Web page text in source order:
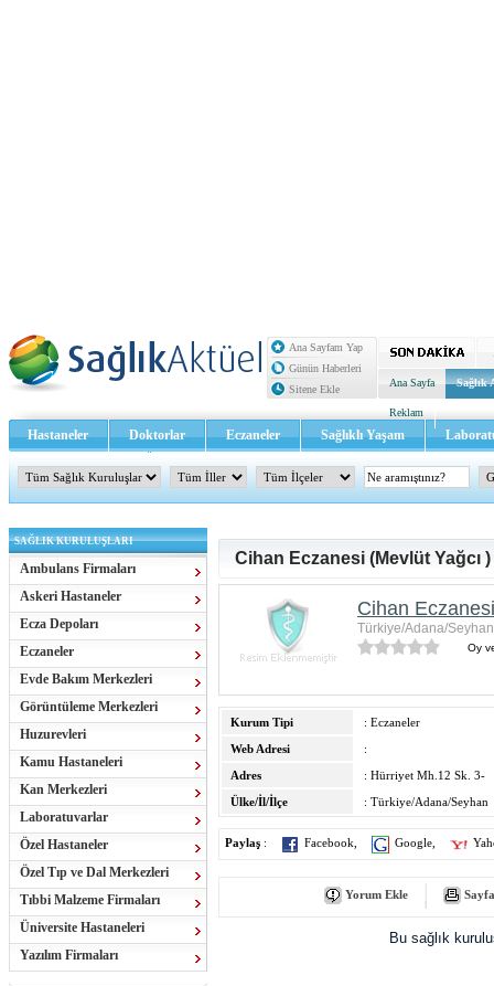
Ana Sayfam Yap
Günün Haberleri
Sitene Ekle
Ana Sayfa Sağlık
Reklam
Hastaneler Doktorlar Eczaneler Sağlıklı Yaşam
Sağlık TV - Video İletişim
SAĞLIK KURULUŞLARI
Ambulans Firmaları
Askeri Hastaneler
Ecza Depoları
Eczaneler
Evde Bakım Merkezleri
Görüntüleme Merkezleri
Huzurevleri
Kamu Hastaneleri
Kan Merkezleri
Laboratuvarlar
Özel Hastaneler
Özel Tıp ve Dal Merkezleri
Tıbbi Malzeme Firmaları
Üniversite Hastaneleri
Yazılım Firmaları
Cihan Eczanesi (Mevlüt Yağcı )
Cihan
Türkiye/Adana/Seyhan
Oy
Kurum Tipi
: Eczaneler
Web Adresi
:
Adres
: Hürriyet Mh.12 Sk. 3-
Ülke/İl/İlçe
: Türkiye/Adana/Seyhan
Paylaş : Facebook Google
Yorum Ekle
Bu sağlık